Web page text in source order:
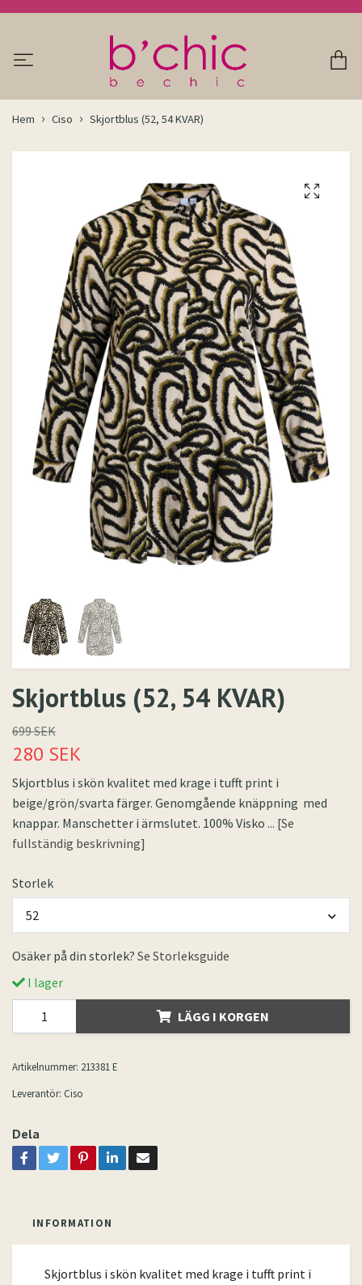
Hem Ciso Skjortblus (52, 54 KVAR)
Skjortblus (52, 54 KVAR)
699 SEK
280 SEK
Skjortblus i skön kvalitet med krage i tufft print i
beige/grön/svarta färger. Genomgående knäppning med
knappar. Manschetter i ärmslutet. 100% Visko ... [Se
fullständig beskrivning]
Storlek
52
Osäker på din storlek? Se Storleksguide
I lager
LÄGG I KORGEN
Artikelnummer: 213381 E
Leverantör: Ciso
Dela
INFORMATION
Skjortblus i skön kvalitet med krage i tufft print i